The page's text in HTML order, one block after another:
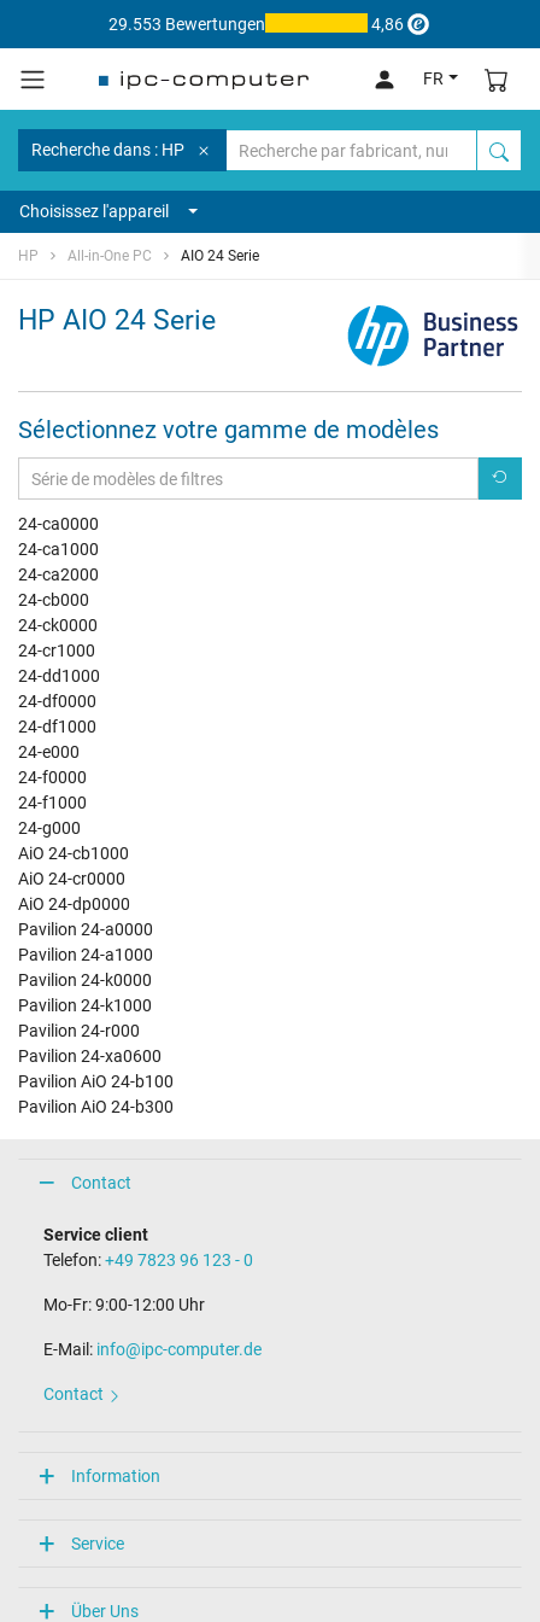
29.553 Bewertungen 4,86
FR
Recherche dans : HP
Choisissez l'appareil
HP All-in-One PC AIO 24 Serie
HP AIO 24 Serie
Sélectionnez votre gamme de modèles
24-ca0000
24-ca1000
24-ca2000
24-cb000
24-ck0000
24-cr1000
24-dd1000
24-df0000
24-df1000
24-e000
24-f0000
24-f1000
24-g000
AiO 24-cb1000
AiO 24-cr0000
AiO 24-dp0000
Pavilion 24-a0000
Pavilion 24-a1000
Pavilion 24-k0000
Pavilion 24-k1000
Pavilion 24-r000
Pavilion 24-xa0600
Pavilion AiO 24-b100
Pavilion AiO 24-b300
Contact
Service client
Telefon:+49 7823 96 123 - 0
Mo-Fr: 9:00-12:00 Uhr
E-Mail: info@ipc-computer.de
Contact
Information
Service
Über Uns